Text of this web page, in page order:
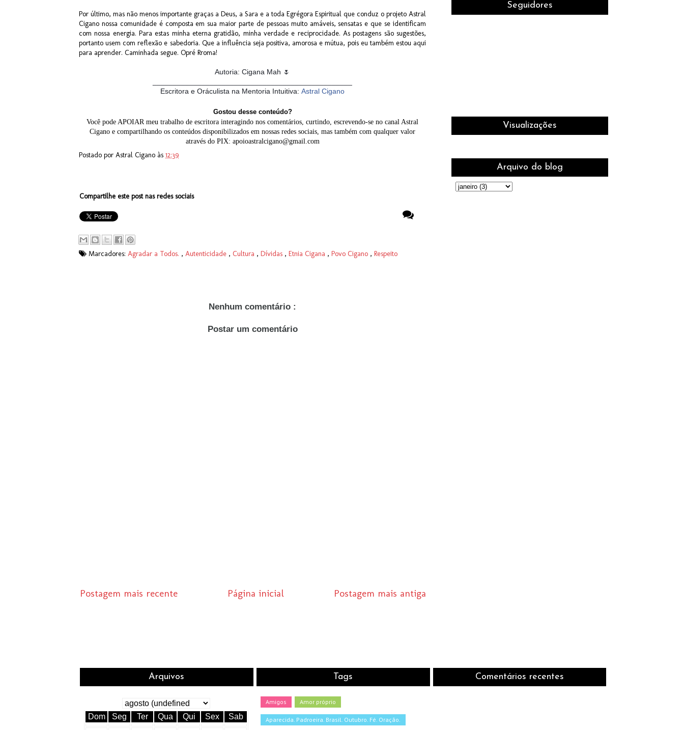
Por último, mas não menos importante graças a Deus, a Sara e a toda Egrégora Espiritual que conduz o projeto Astral
Cigano nossa comunidade é composta em sua maior parte de pessoas muito amáveis, sensatas e que se identificam
com nossa energia. Para estas minha eterna gratidão, minha verdade e reciprocidade. As postagens são sugestões,
portanto usem com reflexão e sabedoria. Que a influência seja positiva, amorosa e mútua, pois eu também estou aqui
para aprender. Caminhada segue. Opré Rroma!
Autoria: Cigana Mah 🌷
Escritora e Oráculista na Mentoria Intuitiva: Astral Cigano
Gostou desse conteúdo?
Você pode APOIAR meu trabalho de escritora interagindo nos comentários, curtindo, escrevendo-se no canal Astral
Cigano e compartilhando os conteúdos disponibilizados em nossas redes sociais, mas também com qualquer valor
através do PIX: apoioastralcigano@gmail.com
Postado por Astral Cigano às 12:39
Compartilhe este post nas redes sociais
Marcadores: Agradar a Todos. , Autenticidade , Cultura , Dívidas , Etnia Cigana , Povo Cigano , Respeito
Nenhum comentário :
Postar um comentário
Postagem mais recente Postagem mais antiga
Página inicial
Seguidores
Visualizações
Arquivo do blog
Arquivos
Dom Seg Ter Qua Qui Sex Sab
Tags
Amigos Amor próprio
Aparecida. Padroeira. Brasil. Outubro. Fé. Oração.
Comentários recentes